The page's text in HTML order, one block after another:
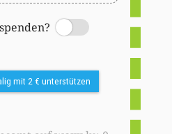
Switch
mit 2 € unterstützen